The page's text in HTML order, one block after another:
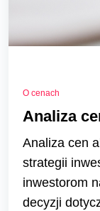
O cenach
Analiza
Analiza cen
strategii
inwestorom
decyzji